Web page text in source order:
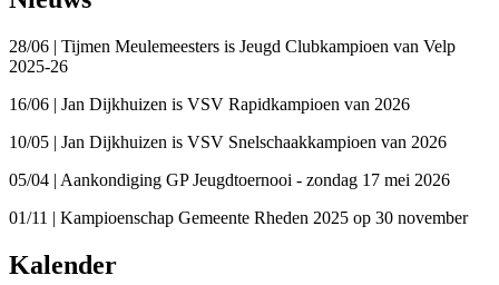
28/06 | Tijmen Meulemeesters is Jeugd Clubkampioen van Velp
2025-26
16/06 | Jan Dijkhuizen is VSV Rapidkampioen van 2026
10/05 | Jan Dijkhuizen is VSV Snelschaakkampioen van 2026
05/04 | Aankondiging GP Jeugdtoernooi - zondag 17 mei 2026
01/11 | Kampioenschap Gemeente Rheden 2025 op 30 november
Kalender